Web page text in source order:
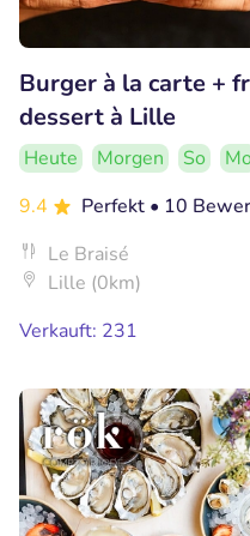
Burger à la carte +
dessert à Lille
Heute Morgen So Mo
9.4
Perfekt • 10
Le Braisé
Lille (0km)
Verkauft: 231